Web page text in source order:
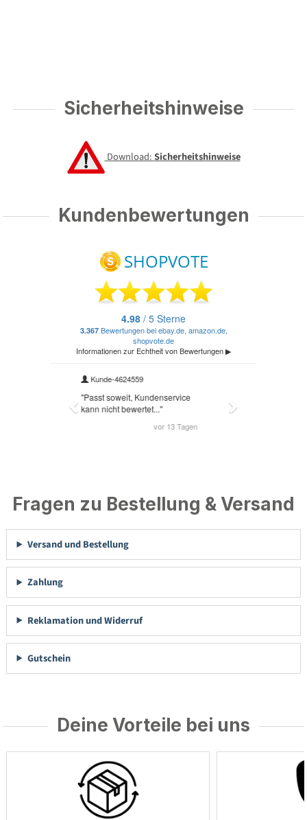
Sicherheitshinweise
Download:Sicherheitshinweise
Kundenbewertungen
Fragen zu Bestellung & Versand
Versand und Bestellung
Zahlung
Reklamation und Widerruf
Gutschein
Deine Vorteile bei uns